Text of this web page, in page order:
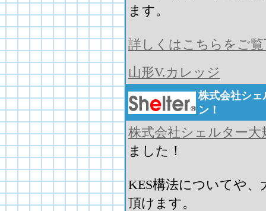
ます。
詳しくはこちらをご
山形V.カレッジ
株式会社シェ
ン！
株式会社シェルター大
ました！
KES構法についてや、
頂けます。